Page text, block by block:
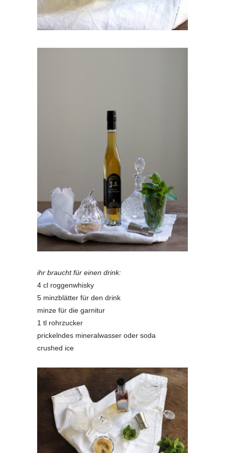
ihr braucht für einen drink:
4 cl roggenwhisky
5 minzblätter für den drink
minze für die garnitur
1 tl rohrzucker
prickelndes mineralwasser oder soda
crushed ice